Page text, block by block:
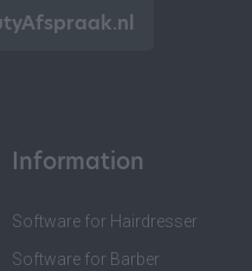
Information
Software for Hairdresser
Software for Barber